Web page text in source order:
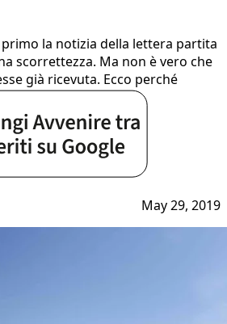
la notizia della lettera partita
scorrettezza. Ma non è vero che
già ricevuta. Ecco perché
May 29, 2019